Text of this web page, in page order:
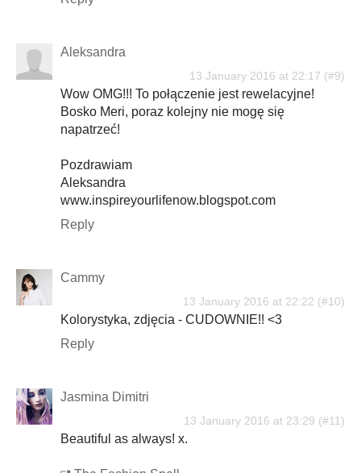
Aleksandra
13 January 2016 at 22:17
Wow OMG!!! To połączenie jest rewelacyjne!
Bosko Meri, poraz kolejny nie mogę się
napatrzeć!
Pozdrawiam
Aleksandra
www.inspireyourlifenow.blogspot.com
Reply
Cammy
13 January 2016 at 22:22
Kolorystyka, zdjęcia - CUDOWNIE!! <3
Reply
Jasmina Dimitri
13 January 2016 at 23:29
Beautiful as always! x.